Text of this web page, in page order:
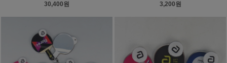
30,400원
3,200원